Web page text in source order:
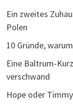
Ein zweites
Polen
10 Gründe,
Eine Baltrum-
verschwand
Hope oder